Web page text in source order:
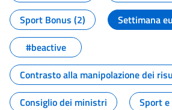
Sport Bonus (2)
Settimana
#beactive
Contrasto alla manipolazione dei
Consiglio dei ministri
Sport